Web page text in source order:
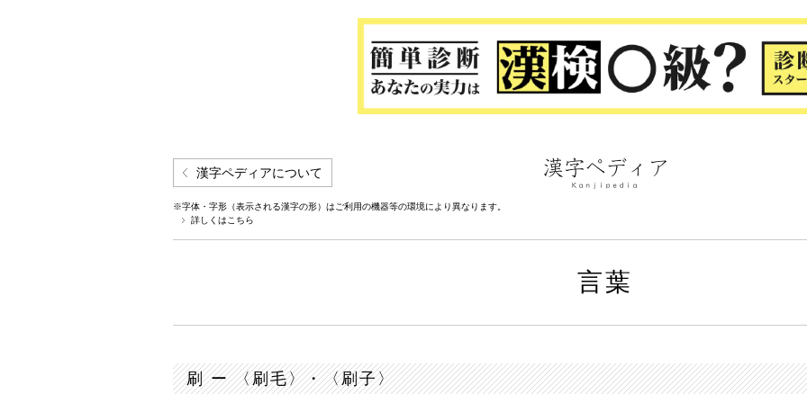
漢字ペディアについて
※字体・字形（表示される漢字の形）はご利用の機器等の環境により異なります。
詳しくはこちら
言葉
刷 ー 〈刷毛〉・〈刷子〉